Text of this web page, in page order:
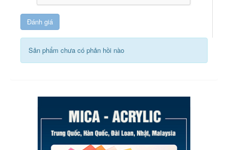
Sản phẩm chưa có phản hồi nào